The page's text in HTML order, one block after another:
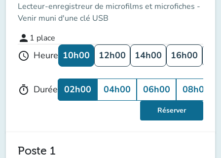
Lecteur-enregistreur de microfilms et microfiches -
Venir muni d'une clé USB
person 1 place
schedule Heure 10h00 12h00 14h00 16h00
timer Durée 02h00 04h00 06h00 08h00
Réserver
Poste 1